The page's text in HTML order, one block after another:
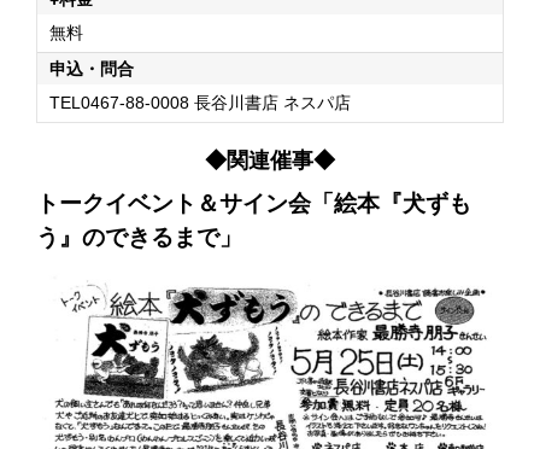
無料
申込・問合
TEL0467-88-0008 長谷川書店 ネスパ店
◆関連催事◆
トークイベント＆サイン会「絵本『犬ずも
う』のできるまで」